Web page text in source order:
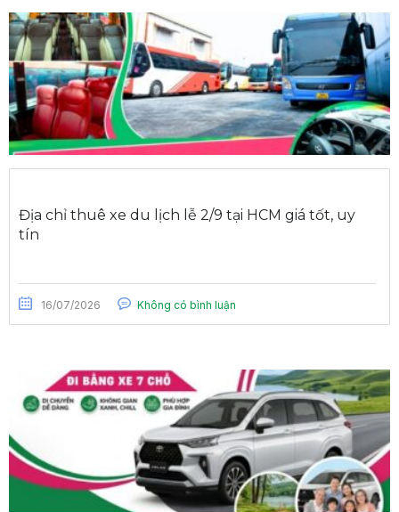
Địa chỉ thuê xe du lịch lễ 2/9 tại HCM giá tốt, uy
tín
16/07/2026 Không có bình luận